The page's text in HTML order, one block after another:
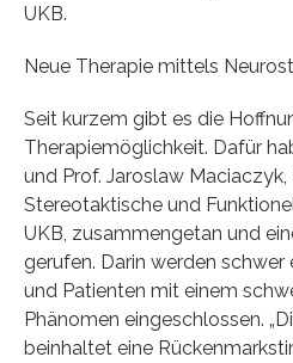
UKB.
Neue Therapie mittels
Seit kurzem gibt es die
Therapiemöglichkeit. Dafür
und Prof. Jaroslaw
Stereotaktische und
UKB, zusammengetan und
gerufen. Darin werden schwer
und Patienten mit einem
Phänomen eingeschlossen.
beinhaltet eine